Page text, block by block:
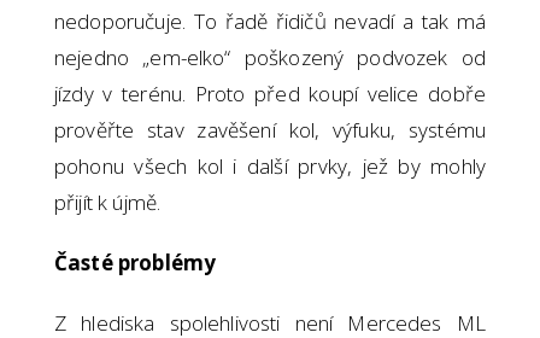
nedoporučuje. To řadě řidičů nevadí a tak má
nejedno „em-elko“ poškozený podvozek od
jízdy v terénu. Proto před koupí velice dobře
prověřte stav zavěšení kol, výfuku, systému
pohonu všech kol i další prvky, jež by mohly
přijít k újmě.
Časté problémy
Z hlediska spolehlivosti není Mercedes ML